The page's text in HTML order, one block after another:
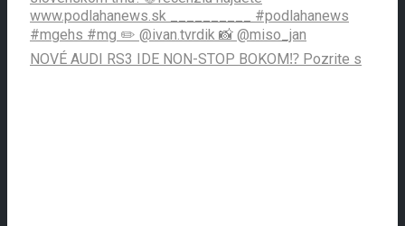
NOVÉ AUDI RS3 IDE NON-STOP BOKOM⁉️ Pozrite s